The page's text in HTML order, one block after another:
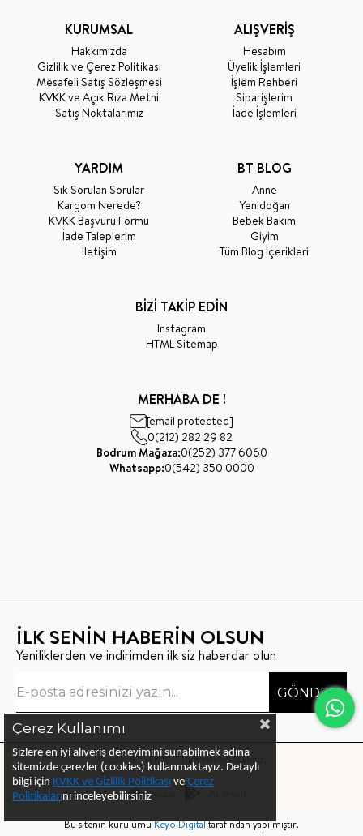
KURUMSAL
Hakkımızda
Gizlilik ve Çerez Politikası
Mesafeli Satış Sözleşmesi
KVKK ve Açık Rıza Metni
Satış Noktalarımız
ALIŞVERİŞ
Hesabım
Üyelik İşlemleri
İşlem Rehberi
Siparişlerim
İade İşlemleri
YARDIM
Sık Sorulan Sorular
Kargom Nerede?
KVKK Başvuru Formu
İade Taleplerim
İletişim
BT BLOG
Anne
Yenidoğan
Bebek Bakım
Giyim
Tüm Blog İçerikleri
BİZİ TAKİP EDİN
Instagram
HTML Sitemap
MERHABA DE !
[email protected]
0(212) 282 29 82
Bodrum Mağaza:0(252) 377 6060
Whatsapp:0(542) 350 0000
İLK SENİN HABERİN OLSUN
Yeniliklerden ve indirimden ilk siz haberdar olun
GÖNDER
©2021 BT SHOP - Tüm Hakları Saklıdır.
Apple
Bu sitenin kurulumuKeyo Digitaltarafından yapılmıştır.
Çerez Kullanımı
Sizlere en iyi alıveriş deneyimini sunabilmek adına
sitemizde çerezler (cookies) kullanmaktayız. Detaylı
bilgi için KVKK ve Gizlilik Politikası ve Çerez
Politikalarını inceleyebilirsiniz